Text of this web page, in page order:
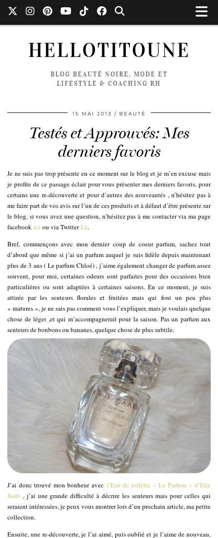
HELLOTITOUNE
BLOG BEAUTÉ NOIRE, MODE ET
LIFESTYLE & COACHING RH
15 MAI 2013 BEAUTÉ
Testés et Approuvés: Mes
derniers favoris
Je ne suis pas trop présente en ce moment sur le blog et je m’en excuse mais
je profite de ce passage éclair pour vous présenter mes derniers favoris, pour
certains une re-découverte et pour d’autres des nouveautés , n’hésitez pas à
me faire part de vos avis sur l’un de ces produits et à défaut d’être présente sur
le blog, si vous avez une question, n’hésitez pas à me contacter via ma page
facebook ici ou via TwitterLà.
Bref, commençons avec mon dernier coup de coeur parfum, sachez tout
d’abord que même si j’ai un parfum auquel je suis fidèle depuis maintenant
plus de 3 ans ( Le parfum Chloé) , j’aime également changer de parfum assez
souvent, pour moi, certaines odeurs sont parfaites pour des occasions bien
particulières ou sont adaptées à certaines saisons. En ce moment, je suis
attirée par les senteurs florales et fruitées mais qui font un peu plus
« matures », je ne sais pas comment vous l’expliquer, mais je voulais quelque
chose de léger ,et qui m’accompagnerait pour la saison. Pas un parfum aux
senteurs de bonbons ou bananes, quelque chose de plus subtile.
J’ai donc trouvé mon bonheur avec l’Eau de toilette « Le Parfum » d’Elie
Saab , j’ai une grande difficulté à décrire les senteurs mais pour celles qui
seraient intéressées, je peux vous montrer lors d’un prochain article, ma petite
collection.
Ensuite, une re-découverte, je l’ai aimé, puis oublié et je l’aime de nouveau,